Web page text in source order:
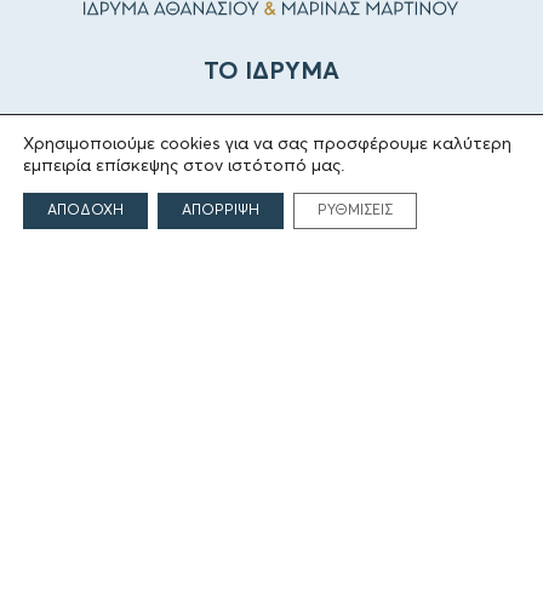
ΤΟ ΙΔΡΥΜΑ
Οι Άνθρωποι του Ιδρύματος
ΑΙΓΕΑΣ ΑΜΚΕ
Χρησιμοποιούμε cookies για να σας προσφέρουμε καλύτερη
εμπειρία επίσκεψης στον ιστότοπό μας.
ΑΠΟΔΟΧΗ ΑΠΟΡΡΙΨΗ ΡΥΘΜΙΣΕΙΣ